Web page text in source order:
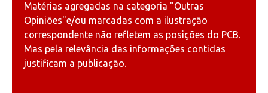
Matérias agregadas na categoria "Outras
Opiniões"e/ou marcadas com a ilustração
correspondente não refletem as posições do PCB.
Mas pela relevância das informações contidas
justificam a publicação.